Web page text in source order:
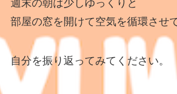
週末の朝は少しゆっくりと
部屋の窓を開けて空気を循環させ
自分を振り返ってみてください。